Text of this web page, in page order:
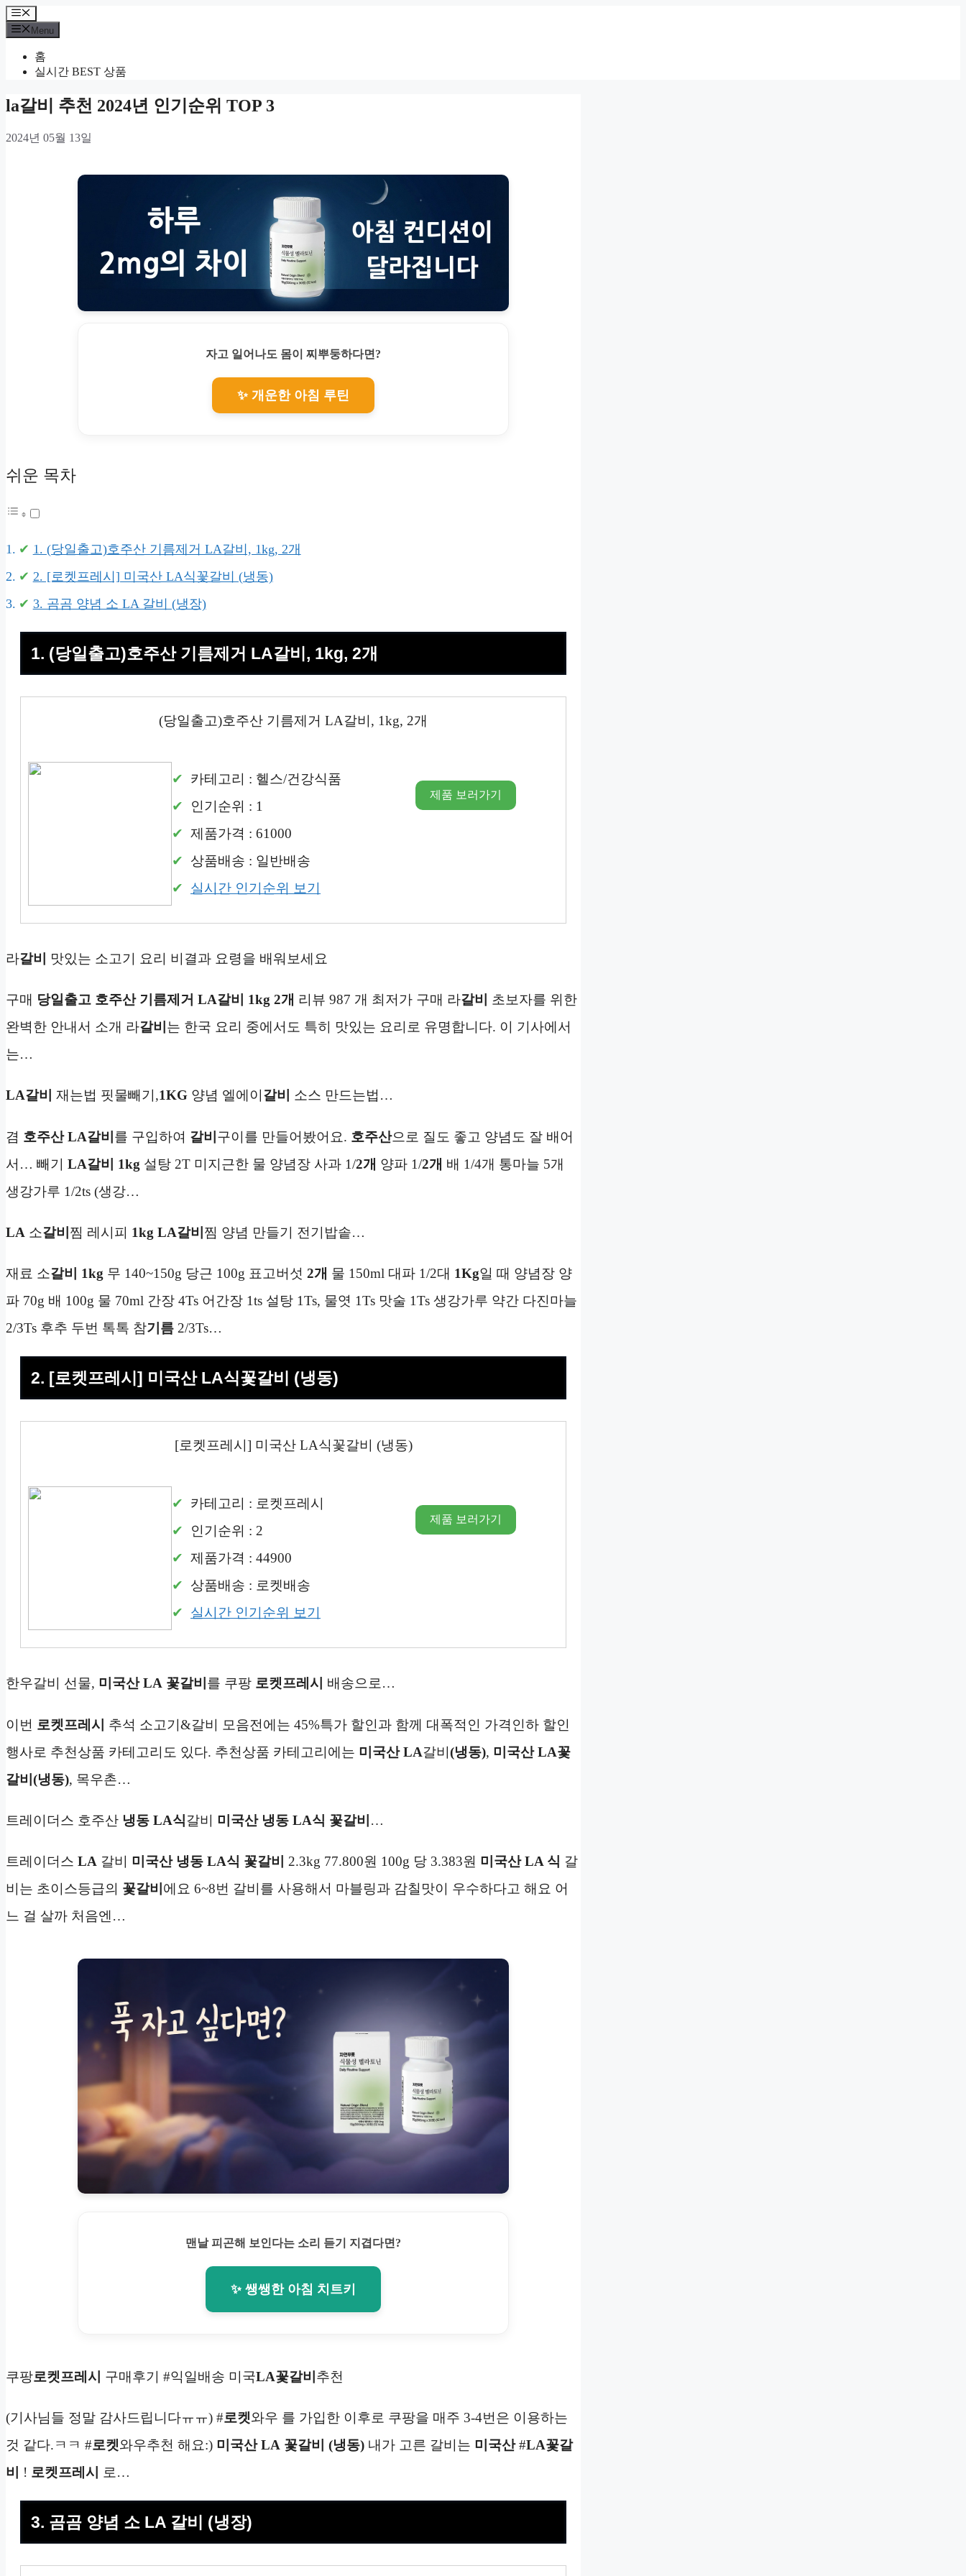
Skip
to
content
Menu
Menu
홈
실시간 BEST 상품
la갈비 추천 2024년 인기순위 TOP 3
2024년 05월 13일
자고 일어나도 몸이 찌뿌둥하다면?
✨ 개운한 아침 루틴
쉬운 목차
1. (당일출고)호주산 기름제거 LA갈비, 1kg, 2개
2. [로켓프레시] 미국산 LA식꽃갈비 (냉동)
3. 곰곰 양념 소 LA 갈비 (냉장)
1. (당일출고)호주산 기름제거 LA갈비, 1kg, 2개
(당일출고)호주산 기름제거 LA갈비, 1kg, 2개
카테고리 : 헬스/건강식품
인기순위 : 1
제품가격 : 61000
상품배송 : 일반배송
실시간 인기순위 보기
제품 보러가기
라갈비 맛있는 소고기 요리 비결과 요령을 배워보세요
구매 당일출고 호주산 기름제거 LA갈비 1kg 2개 리뷰 987 개 최저가 구매 라갈비
초보자를 위한
완벽한 안내서 소개 라갈비 는 한국 요리 중에서도 특히 맛있는 요리로 유명합니다. 이 기사에서
는…
LA갈비 재는법 핏물빼기,1KG 양념 엘에이 갈비 소스 만드는법…
겸 호주산 LA갈비 를 구입하여 갈비 구이를 만들어봤어요. 호주산으로 질도 좋고 양념도 잘 배어
서… 빼기 LA갈비 1kg 설탕 2T 미지근한 물 양념장 사과 1/2개 양파 1/2개 배 1/4개 통마늘 5개
생강가루 1/2ts (생강…
LA 소갈비 찜 레시피 1kg LA갈비 찜 양념 만들기 전기밥솥…
재료 소갈비 1kg 무 140~150g 당근 100g 표고버섯 2개 물 150ml 대파 1/2대 1Kg일 때 양념장 양
파 70g 배 100g 물 70ml 간장 4Ts 어간장 1ts 설탕 1Ts, 물엿 1Ts 맛술 1Ts 생강가루 약간 다진마늘
2/3Ts 후추 두번 톡톡 참기름 2/3Ts…
2. [로켓프레시] 미국산 LA식꽃갈비 (냉동)
[로켓프레시] 미국산 LA식꽃갈비 (냉동)
카테고리 : 로켓프레시
인기순위 : 2
제품가격 : 44900
상품배송 : 로켓배송
실시간 인기순위 보기
제품 보러가기
한우갈비 선물, 미국산 LA 꽃갈비 를 쿠팡 로켓프레시 배송으로…
이번 로켓프레시
추석 소고기&갈비 모음전에는 45%특가 할인과 함께 대폭적인 가격인하 할인
행사로 추천상품 카테고리도 있다. 추천상품 카테고리에는 미국산 LA갈비(냉동), 미국산 LA꽃
갈비(냉동), 목우촌…
트레이더스 호주산 냉동 LA식갈비 미국산 냉동 LA식 꽃갈비 …
트레이더스 LA 갈비 미국산 냉동 LA식 꽃갈비 2.3kg 77.800원 100g 당 3.383원 미국산 LA 식 갈
비는 초이스등급의 꽃갈비 에요 6~8번 갈비를 사용해서 마블링과 감칠맛이 우수하다고 해요 어
느 걸 살까 처음엔…
맨날 피곤해 보인다는 소리 듣기 지겹다면?
✨ 쌩쌩한 아침 치트키
쿠팡로켓프레시 구매후기 #익일배송 미국LA꽃갈비 추천
(기사님들 정말 감사드립니다ㅠㅠ) #로켓와우 를 가입한 이후로 쿠팡을 매주 3-4번은 이용하는
것 같다.ㅋㅋ #로켓와우추천 해요:) 미국산 LA 꽃갈비 (냉동) 내가 고른 갈비는 미국산#LA꽃갈
비
! 로켓프레시 로…
3. 곰곰 양념 소 LA 갈비 (냉장)